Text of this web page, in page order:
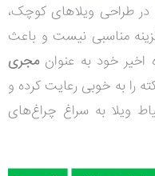
در طراحی ویلاهای کوچک،
مناسبی نیست و باعث
اخیر خود به عنوانمجری
را به خوبی رعایت کرده و
ویلا به سراغ چراغ‌های